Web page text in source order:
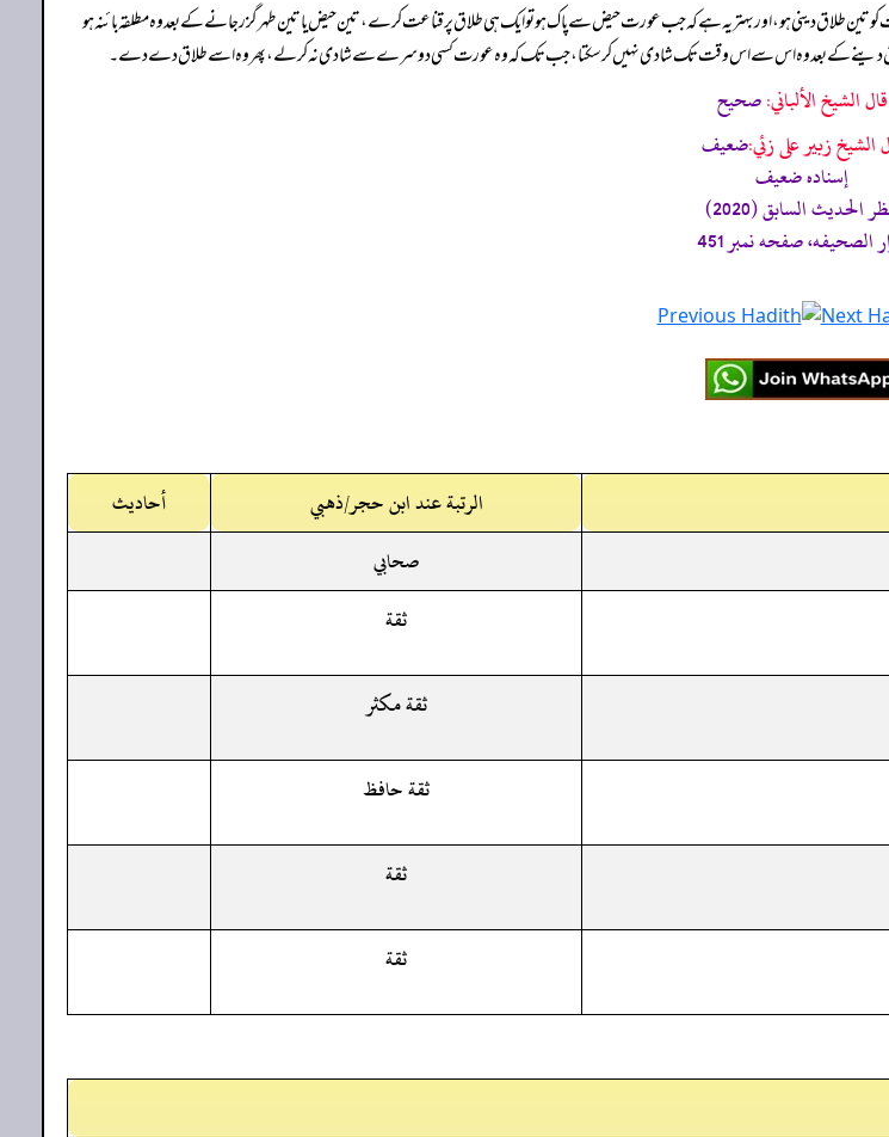
طلاق دینی ہو، اور بہتر یہ ہے کہ جب عورت حیض سے پاک ہو تو ایک ہی طلاق پر قناعت کرے، تین حیض یا تین طہر گزر جانے کے بعد وہ مطلقہ بائنہ ہو
طلاق دینے کے بعد وہ اس سے اس وقت تک شادی نہیں کر سکتا، جب تک کہ وہ عورت کسی دوسرے سے شادی نہ کر لے، پھر وہ اسے طلاق دے دے۔
قال الشيخ الألباني:صحيح
الشيخ زبير على زئي:ضعيف
إسناده ضعيف
الحديث السابق (2020)
الصحيفه، صفحه نمبر 451
الرتبة عند ابن حجر/ذهبي
أحاديث
صحابي
ثقة
ثقة مكثر
ثقة حافظ
ثقة
ثقة